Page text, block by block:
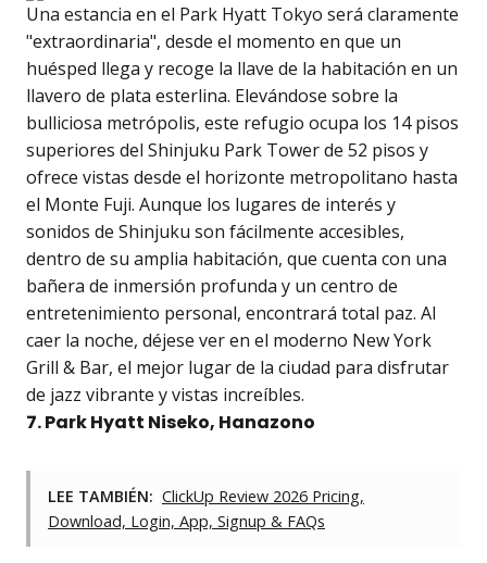
Una estancia en el Park Hyatt Tokyo será claramente
"extraordinaria", desde el momento en que un
huésped llega y recoge la llave de la habitación en un
llavero de plata esterlina. Elevándose sobre la
bulliciosa metrópolis, este refugio ocupa los 14 pisos
superiores del Shinjuku Park Tower de 52 pisos y
ofrece vistas desde el horizonte metropolitano hasta
el Monte Fuji. Aunque los lugares de interés y
sonidos de Shinjuku son fácilmente accesibles,
dentro de su amplia habitación, que cuenta con una
bañera de inmersión profunda y un centro de
entretenimiento personal, encontrará total paz. Al
caer la noche, déjese ver en el moderno New York
Grill & Bar, el mejor lugar de la ciudad para disfrutar
de jazz vibrante y vistas increíbles.
7. Park Hyatt Niseko, Hanazono
LEE TAMBIÉN: ClickUp Review 2026 Pricing,
Download, Login, App, Signup & FAQs